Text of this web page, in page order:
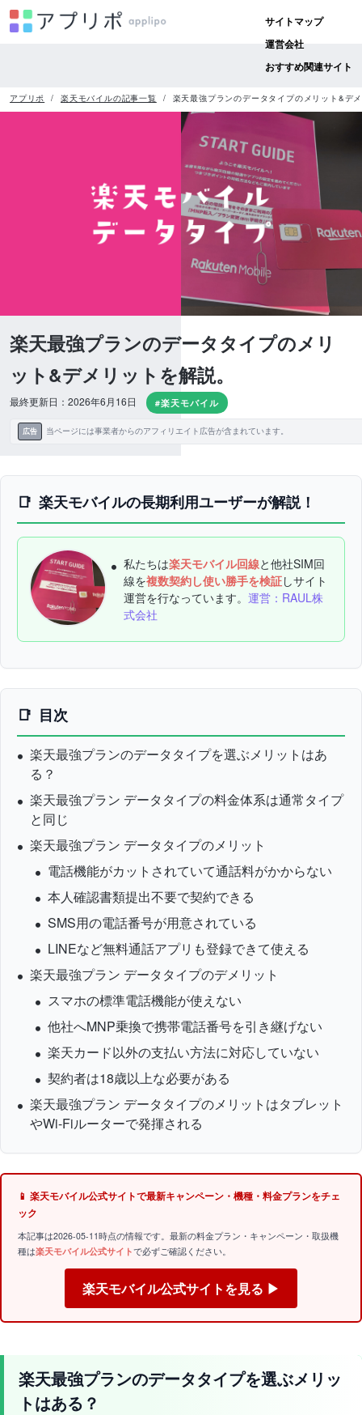
サイトマップ
運営会社
おすすめ関連サイト
アプリポ 楽天モバイルの記事一覧 楽天最強プランのデータタイプのメリット&デ
楽天最強プランのデータタイプのメリ
ット&デメリットを解説。
最終更新日：2026年6月16日 #楽天モバイル
広告 当ページには事業者からのアフィリエイト広告が含まれています。
楽天モバイルの長期利用ユーザーが解説！
私たちは楽天モバイル回線と他社SIM回
線を複数契約し使い勝手を検証しサイト
運営を行なっています。 運営：RAUL株
式会社
目次
楽天最強プランのデータタイプを選ぶメリットはあ
る？
楽天最強プラン データタイプの料金体系は通常タイプ
と同じ
楽天最強プラン データタイプのメリット
電話機能がカットされていて通話料がかからない
本人確認書類提出不要で契約できる
SMS用の電話番号が用意されている
LINEなど無料通話アプリも登録できて使える
楽天最強プラン データタイプのデメリット
スマホの標準電話機能が使えない
他社へMNP乗換で携帯電話番号を引き継げない
楽天カード以外の支払い方法に対応していない
契約者は18歳以上な必要がある
楽天最強プラン データタイプのメリットはタブレット
やWi-Fiルーターで発揮される
📱 楽天モバイル公式サイトで最新キャンペーン・機種・料金プランをチェ
ック
本記事は2026-05-11時点の情報です。最新の料金プラン・キャンペーン・取扱機
種は楽天モバイル公式サイトで必ずご確認ください。
楽天モバイル公式サイトを見る ▶
楽天最強プランのデータタイプを選ぶメリッ
トはある？